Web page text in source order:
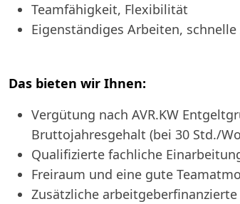
Teamfähigkeit, Flexibilität
Eigenständiges Arbeiten,
Das bieten wir Ihnen:
Vergütung nach AVR.KW
Bruttojahresgehalt (bei 30 Std./
Qualifizierte fachliche
Freiraum und eine gute
Zusätzliche